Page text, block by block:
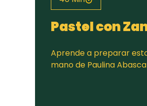
Pastel con
Aprende a preparar
mano de Paulina